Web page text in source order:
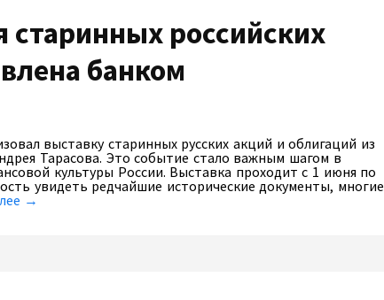
старинных российских
банком
выставку старинных русских акций и облигаций из
Тарасова. Это событие стало важным шагом в
культуры России. Выставка проходит с 1 июня по
увидеть редчайшие исторические документы, многие
→